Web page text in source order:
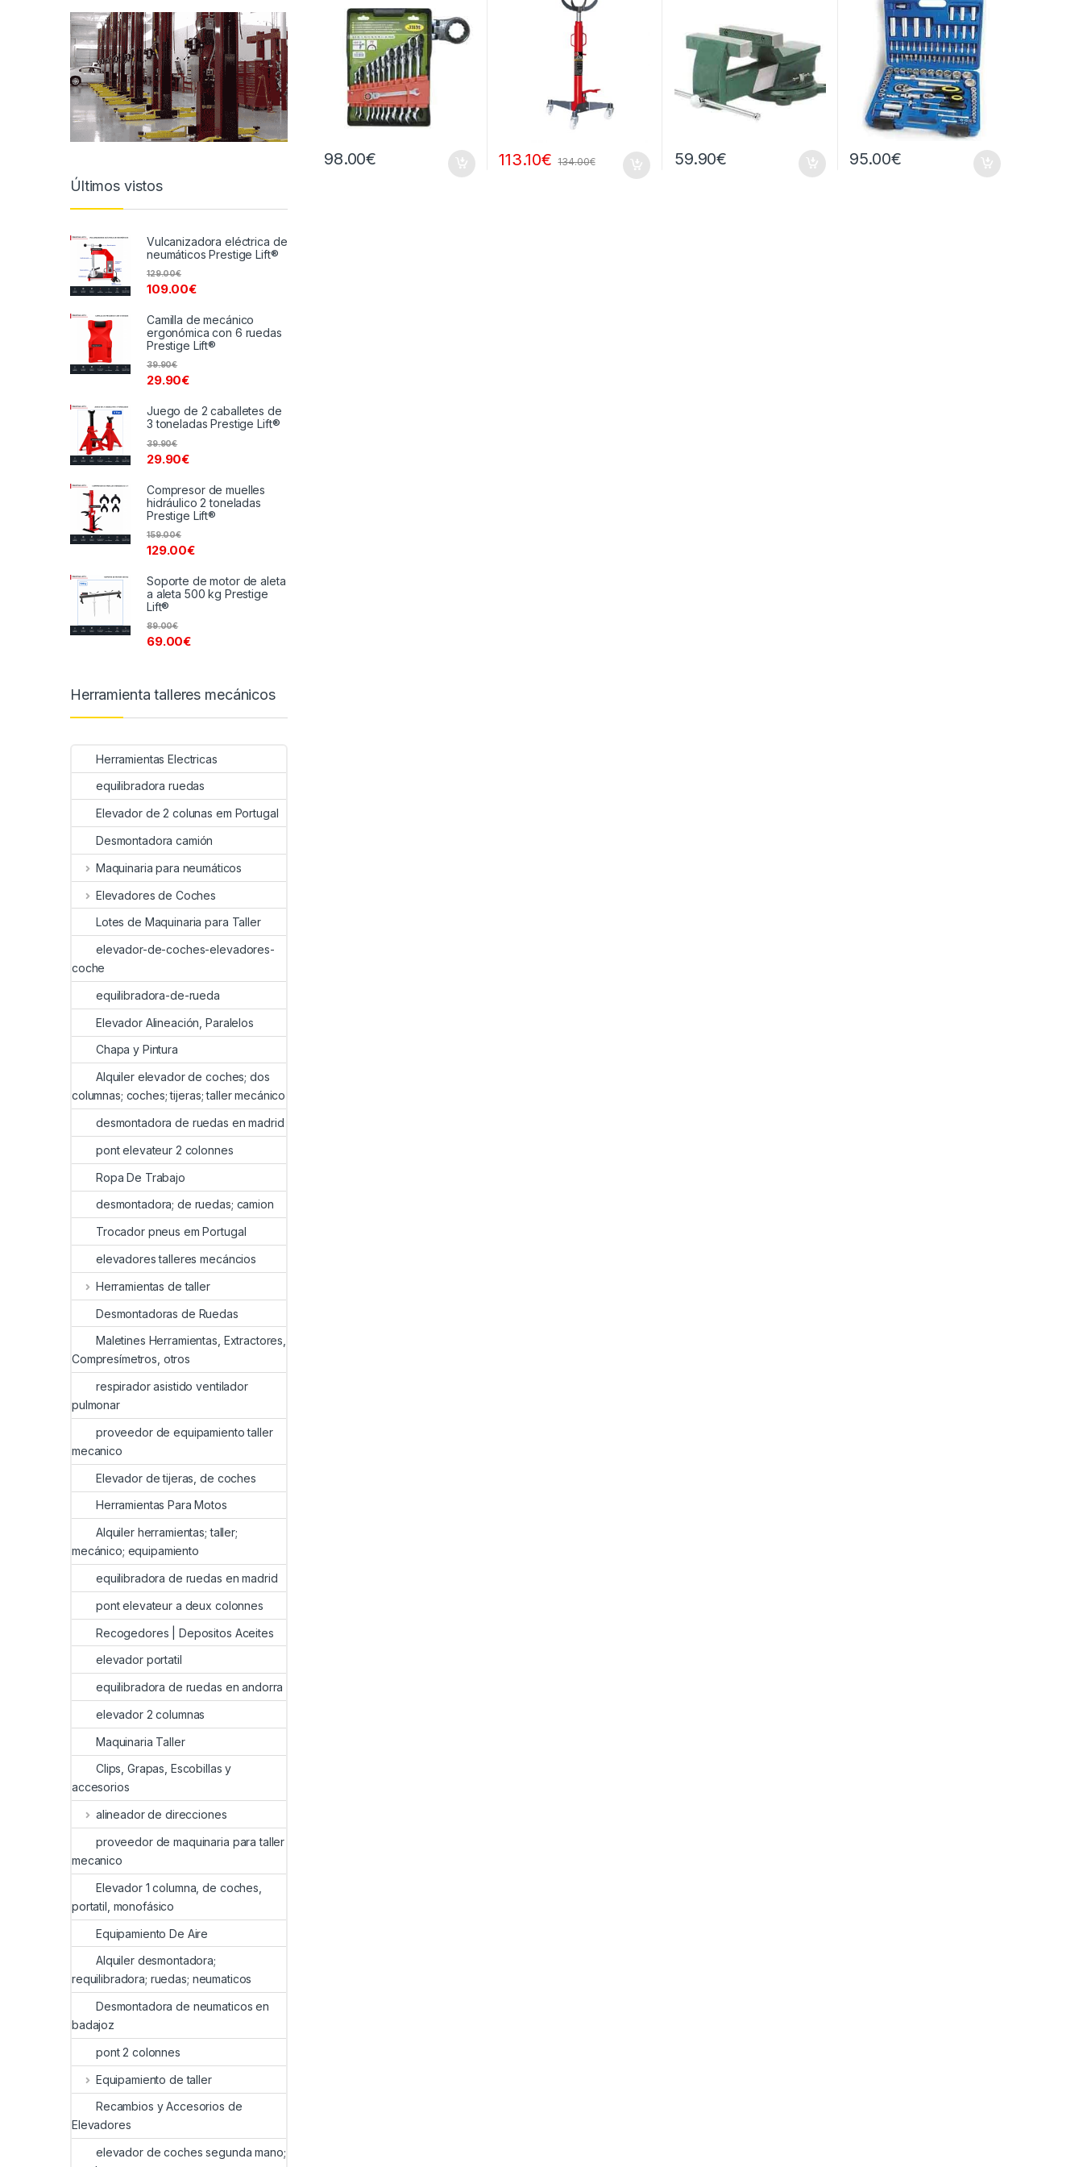
98.00€ 113.10€ 134.00€ 59.90€ 95.00€
Últimos vistos
Vulcanizadora eléctrica de
neumáticos Prestige Lift®
109.00€
129.00€
Camilla de mecánico
ergonómica con 6 ruedas
Prestige Lift®
29.90€
39.90€
Juego de 2 caballetes de
3 toneladas Prestige Lift®
29.90€
39.90€
Compresor de muelles
hidráulico 2 toneladas
Prestige Lift®
129.00€
159.00€
Soporte de motor de aleta
a aleta 500 kg Prestige
Lift®
69.00€
89.00€
Herramienta talleres mecánicos
Herramientas Electricas
equilibradora ruedas
Elevador de 2 colunas em Portugal
Desmontadora camión
Maquinaria para neumáticos
Elevadores de Coches
Lotes de Maquinaria para Taller
elevador-de-coches-elevadores-
coche
equilibradora-de-rueda
Elevador Alineación, Paralelos
Chapa y Pintura
Alquiler elevador de coches; dos
columnas; coches; tijeras; taller mecánico
desmontadora de ruedas en madrid
pont elevateur 2 colonnes
Ropa De Trabajo
desmontadora; de ruedas; camion
Trocador pneus em Portugal
elevadores talleres mecáncios
Herramientas de taller
Desmontadoras de Ruedas
Maletines Herramientas, Extractores,
Compresímetros, otros
respirador asistido ventilador
pulmonar
proveedor de equipamiento taller
mecanico
Elevador de tijeras, de coches
Herramientas Para Motos
Alquiler herramientas; taller;
mecánico; equipamiento
equilibradora de ruedas en madrid
pont elevateur a deux colonnes
Recogedores | Depositos Aceites
elevador portatil
equilibradora de ruedas en andorra
elevador 2 columnas
Maquinaria Taller
Clips, Grapas, Escobillas y
accesorios
alineador de direcciones
proveedor de maquinaria para taller
mecanico
Elevador 1 columna, de coches,
portatil, monofásico
Equipamiento De Aire
Alquiler desmontadora;
requilibradora; ruedas; neumaticos
Desmontadora de neumaticos en
badajoz
pont 2 colonnes
Equipamiento de taller
Recambios y Accesorios de
Elevadores
elevador de coches segunda mano;